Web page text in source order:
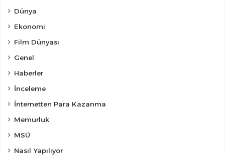
Dünya
Ekonomi
Film Dünyası
Genel
Haberler
İnceleme
İnternetten Para Kazanma
Memurluk
MSÜ
Nasıl Yapılıyor